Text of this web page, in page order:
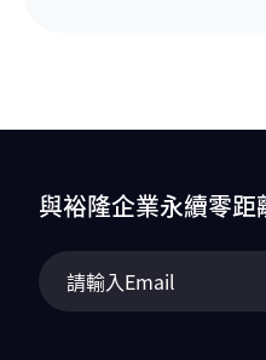
與裕隆企業永續零